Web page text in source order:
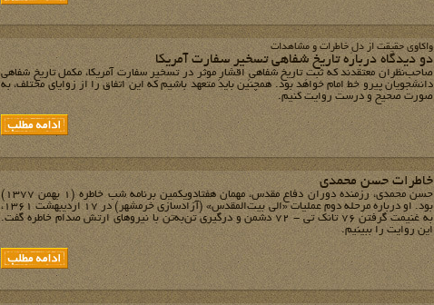
واکاوی حقیقت از دلِ خاطرات و مشاهدات
دو دیدگاه درباره تاریخ شفاهی تسخیر سفارت آمریکا
صاحب‌نظران معتقدند که ثبتِ تاریخ شفاهیِ اقشارِ موثر در تسخیر سفارت آمریکا، مکمل تاریخ شفاهی
دانشجویان پیرو خط امام خواهد بود. همچنین باید متعهد باشیم که این اتفاق را از زوایای مختلف، به
صورت صحیح و درست روایت کنیم.
خاطرات حسن محمدی
حسن محمدی، رزمنده دوران دفاع مقدس، مهمان هفتادویکمین برنامه شب خاطره (1 بهمن 1377)
بود. او درباره مرحله دوم عملیات «الی بیت‌المقدس» (آزادسازی خرمشهر) در 17 اردیبهشت 1361،
به غنیمت گرفتن 76 تانک تی - 72 دشمن و درگیری تن‌به‌تن با نیروهای ارتش صدام خاطره گفت.
این روایت‌‌ را ببینیم.